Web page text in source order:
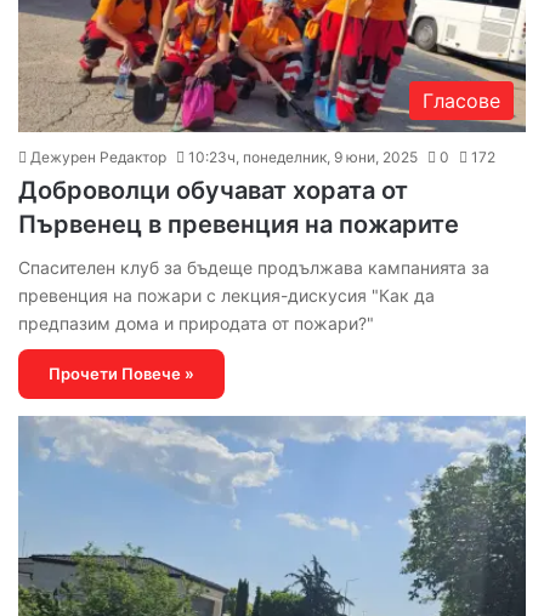
Гласове
Дежурен Редактор 10:23ч, понеделник, 9 юни, 2025 0 172
Доброволци обучават хората от
Първенец в превенция на пожарите
Спасителен клуб за бъдеще продължава кампанията за
превенция на пожари с лекция-дискусия "Как да
предпазим дома и природата от пожари?"
Прочети Повече »